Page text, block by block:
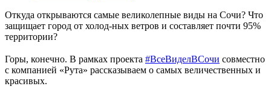
Откуда открываются самые великолепные виды на Сочи? Что
защищает город от холод-ных ветров и составляет почти 95%
территории?
Горы, конечно. В рамках проекта #ВсеВиделВСочи совместно
с компанией «Рута» рассказываем о самых величественных и
красивых.